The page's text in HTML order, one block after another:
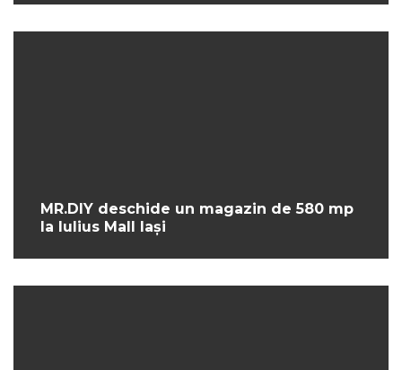
MR.DIY deschide un magazin de 580 mp
la Iulius Mall Iași